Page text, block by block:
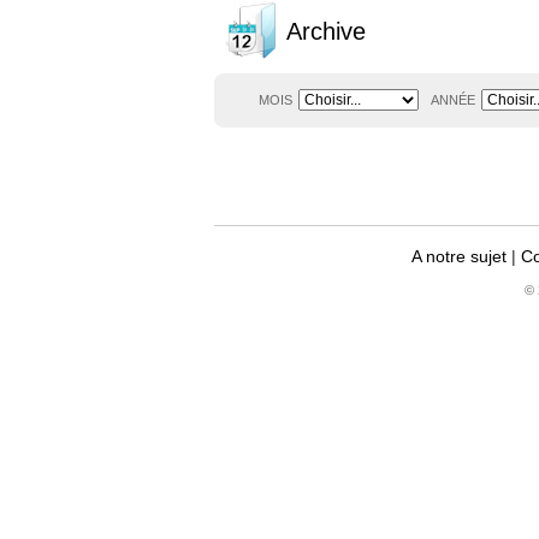
Archive
MOIS ANNÉE
A notre sujet|
©